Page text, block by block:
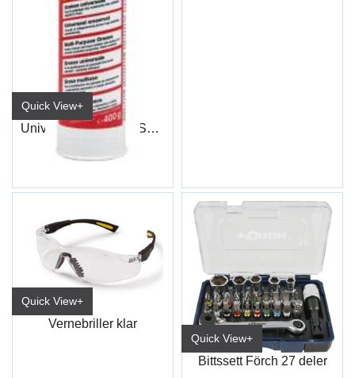
Quick View+
Universalfett 400 Gr. S490
Quick View+
Vernebriller klar
Quick View+
Bittssett Förch 27 deler